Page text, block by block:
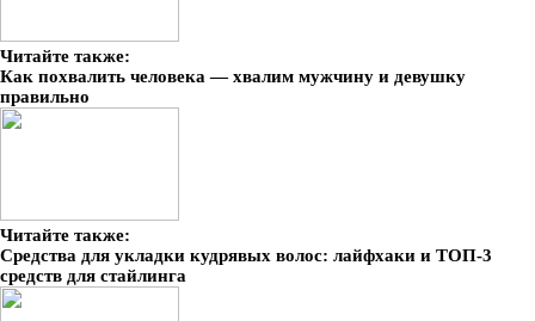
Читайте также:
Как похвалить человека — хвалим мужчину и девушку
правильно
Читайте также:
Средства для укладки кудрявых волос: лайфхаки и ТОП-3
средств для стайлинга